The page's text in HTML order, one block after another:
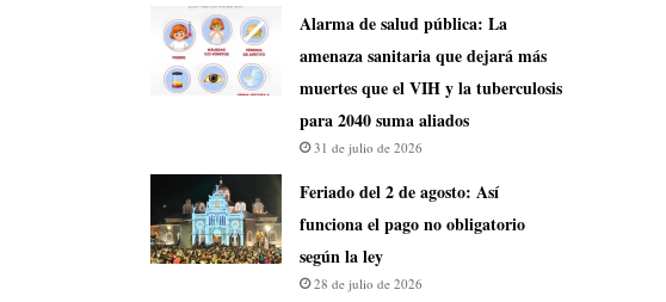
​Alarma de salud pública: La
amenaza sanitaria que dejará más
muertes que el VIH y la tuberculosis
para 2040 suma aliados
31 de julio de 2026
Feriado del 2 de agosto: Así
funciona el pago no obligatorio
según la ley
28 de julio de 2026